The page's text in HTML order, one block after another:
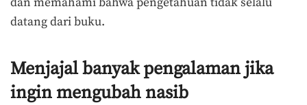
datang dari buku.
Menjajal banyak pengalaman jika
ingin mengubah nasib